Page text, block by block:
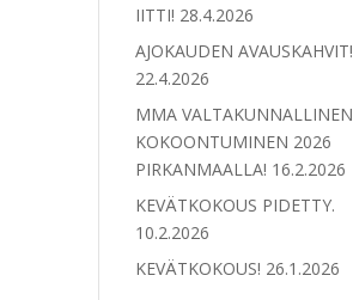
IITTI! 28.4.2026
AJOKAUDEN AVAUSKAHVIT!
22.4.2026
MMA VALTAKUNNALLINEN
KOKOONTUMINEN 2026
PIRKANMAALLA! 16.2.2026
KEVÄTKOKOUS PIDETTY.
10.2.2026
KEVÄTKOKOUS! 26.1.2026